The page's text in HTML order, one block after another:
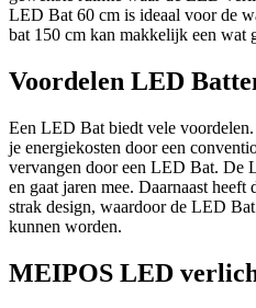
LED Bat 60 cm is ideaal voor de
bat 150 cm kan makkelijk een wat
Voordelen LED
Een LED Bat biedt vele
je energiekosten door een
vervangen door een LED Bat. De
en gaat jaren mee. Daarnaast heeft
strak design, waardoor de LED
kunnen worden.
MEIPOS LED